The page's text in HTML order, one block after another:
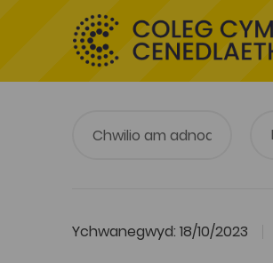
Ychwanegwyd: 18/10/2023